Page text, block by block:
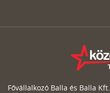
Fővállalkozó Balla és Balla Kft.